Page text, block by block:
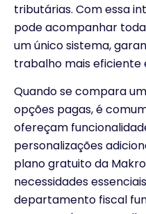
tributárias. Com essa
pode acompanhar
um único sistema,
trabalho mais eficiente
Quando se compara
opções pagas, é
ofereçam
personalizações
plano gratuito da
necessidades
departamento fiscal